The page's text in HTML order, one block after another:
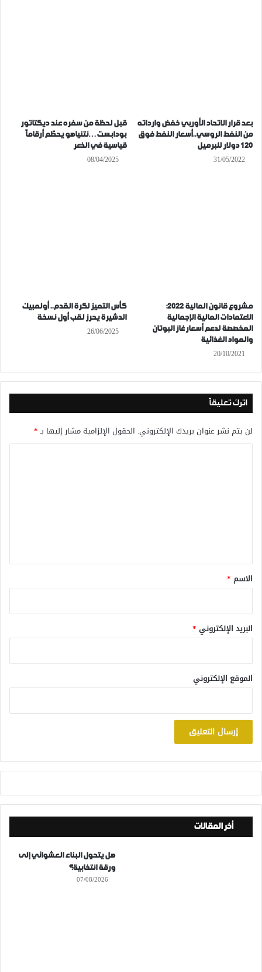
بعد قرار الاتحاد الأوربي خفض وارداته
من النفط الروسي..أسعار النفط فوق
120 دولار للبرميل
31/05/2022
قبل لحظة من سفره عند ديكتاتور
بودابست…نتنياهو يحطّم أرقاماً
قياسية في الذعر
08/04/2025
مشروع قانون المالية 2022:
الاعتمادات المالية الإجمالية
المخصصة لدعم أسعار غاز البوتان
والمواد الغذائية
20/10/2021
كأس التميز لكرة القدم.. أولمبيك
الدشيرة يحرز لقب أول نسخة
26/06/2025
اترك تعليقاً
لن يتم نشر عنوان بريدك الإلكتروني. الحقول الإلزامية مشار إليها بـ*
*
الاسم *
البريد الإلكتروني *
الموقع الإلكتروني
أخر المقالات
هل يتحول البناء العشوائي إلى
ورقة انتخابية؟
07/08/2026